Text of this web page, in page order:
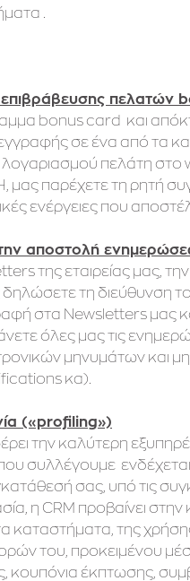
.
πελατών
bonus card και
σε ένα από τα
λογαριασμού πελάτη
μας παρέχετε τη ρητή
ενέργειες που
αποστολή
της εταιρείας
δηλώσετε τη διεύθυνση
στα Newsletters μας
όλες μας τις
μηνυμάτων και
κα).
(«profiling»)
την καλύτερη
συλλέγουμε
σας, υπό τις
η CRM προβαίνει
καταστήματα, της
του, προκειμένου
έκπτωσης,